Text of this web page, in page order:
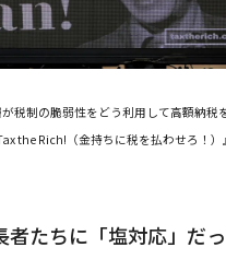
税制の脆弱性をどう利用して高額納税
the Rich!（金持ちに税を払わせろ！
者たちに「塩対応」だ